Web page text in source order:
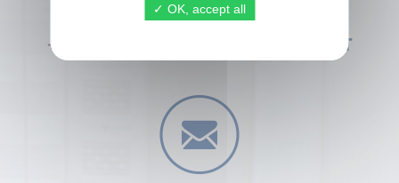
+33 (0) 1 44 41 29 19 CONTACT
OK, accept all